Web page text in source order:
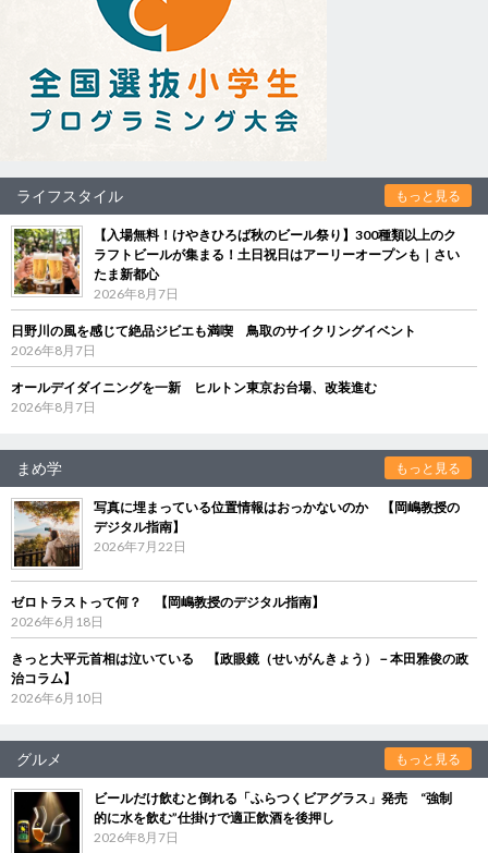
ライフスタイル もっと見る
【入場無料！けやきひろば秋のビール祭り】300種類以上のク
ラフトビールが集まる！土日祝日はアーリーオープンも｜さい
たま新都心
2026年8月7日
日野川の風を感じて絶品ジビエも満喫 鳥取のサイクリングイベント
2026年8月7日
オールデイダイニングを一新 ヒルトン東京お台場、改装進む
2026年8月7日
まめ学 もっと見る
写真に埋まっている位置情報はおっかないのか 【岡嶋教授の
デジタル指南】
2026年7月22日
ゼロトラストって何？ 【岡嶋教授のデジタル指南】
2026年6月18日
きっと大平元首相は泣いている 【政眼鏡（せいがんきょう）－本田雅俊の政
治コラム】
2026年6月10日
グルメ もっと見る
ビールだけ飲むと倒れる「ふらつくビアグラス」発売 “強制
的に水を飲む”仕掛けで適正飲酒を後押し
2026年8月7日